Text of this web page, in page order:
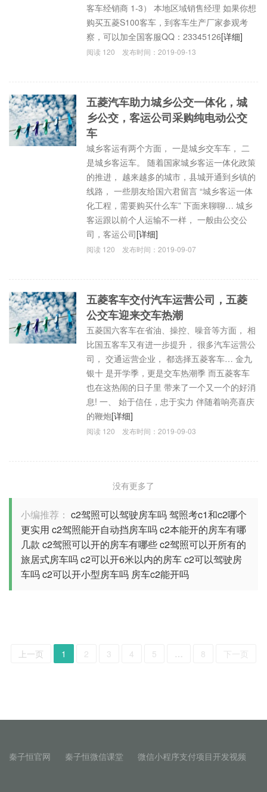
客车经销商 1-3） 本地区域销售经理 如果你想
购买五菱S100客车，到客车生产厂家参观考
察，可以加全国客服QQ：23345126[详细]
阅读 120 发布时间：2019-09-13
五菱汽车助力城乡公交一体化，城
乡公交，客运公司采购纯电动公交
车
城乡客运有两个方面， 一是城乡交车车， 二
是城乡客运车。 随着国家城乡客运一体化政策
的推进， 越来越多的城市，县城开通到乡镇的
线路， 一些朋友给国六君留言 “城乡客运一体
化工程，需要购买什么车” 下面来聊聊… 城乡
客运跟以前个人运输不一样， 一般由公交公
司，客运公司[详细]
阅读 120 发布时间：2019-09-07
五菱客车交付汽车运营公司，五菱
公交车迎来交车热潮
五菱国六客车在省油、操控、噪音等方面， 相
比国五客车又有进一步提升， 很多汽车运营公
司， 交通运营企业， 都选择五菱客车… 金九
银十 是开学季，更是交车热潮季 而五菱客车
也在这热闹的日子里 带来了一个又一个的好消
息! 一、 始于信任，忠于实力 伴随着响亮喜庆
的鞭炮[详细]
阅读 120 发布时间：2019-09-03
没有更多了
小编推荐： c2驾照可以驾驶房车吗驾照考c1和c2哪个
更实用 c2驾照能开自动挡房车吗c2本能开的房车有哪
几款 c2驾照可以开的房车有哪些c2驾照可以开所有的
旅居式房车吗c2可以开6米以内的房车c2可以驾驶房
车吗c2可以开小型房车吗 房车c2能开吗
上一页 1 2 3 4 5 … 8 下一页
秦子恒官网 秦子恒微信课堂 微信小程序支付项目开发视频